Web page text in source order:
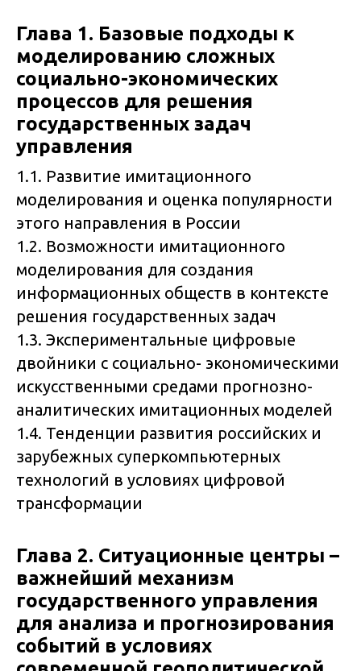
Глава 1. Базовые подходы к
моделированию сложных
социально-экономических
процессов для решения
государственных задач
управления
1.1. Развитие имитационного
моделирования и оценка популярности
этого направления в России
1.2. Возможности имитационного
моделирования для создания
информационных обществ в контексте
решения государственных задач
1.3. Экспериментальные цифровые
двойники с социально- экономическими
искусственными средами прогнозно-
аналитических имитационных моделей
1.4. Тенденции развития российских и
зарубежных суперкомпьютерных
технологий в условиях цифровой
трансформации
Глава 2. Ситуационные центры –
важнейший механизм
государственного управления
для анализа и прогнозирования
событий в условиях